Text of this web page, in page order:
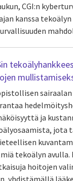
CGI:n
kanssa
ja
jota
tekoälyn avulla.
hoitojen
yhdistämällä